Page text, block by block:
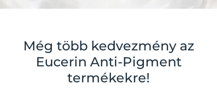
Még több kedvezmény az
Eucerin Anti-Pigment
termékekre!